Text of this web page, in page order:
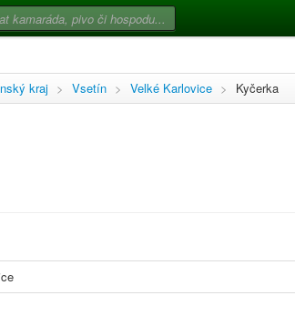
kraj > Vsetín > Velké Karlovice > Kyčerka